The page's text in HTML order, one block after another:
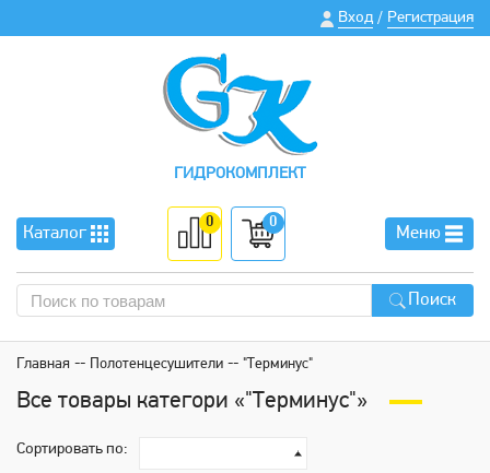
Вход / Регистрация
ГИДРОКОМПЛЕКТ
Каталог
0 0
Меню
Поиск
Главная Полотенцесушители "Терминус"
Все товары категори «"Терминус"»
Сортировать по: